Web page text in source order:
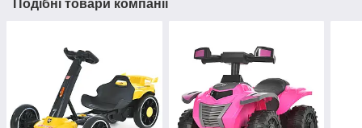
Подібні товари компанії